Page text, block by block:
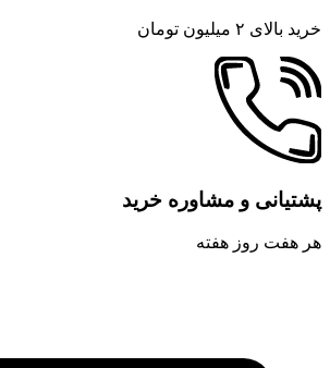
خرید بالای ۲ میلیون تومان
پشتیانی و مشاوره خرید
هر هفت روز هفته